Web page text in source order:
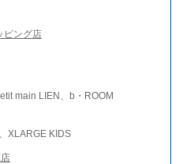
ピング店
main LIEN、b・ROOM
XLARGE KIDS